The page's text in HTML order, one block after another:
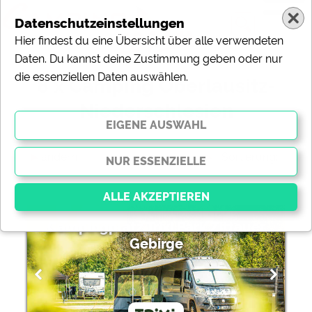
8 x Camping Oberlausitz-
Niederschlesien
Campingplatz Trixi Park Zittauer
Gebirge
Datenschutzeinstellungen
Hier findest du eine Übersicht über alle verwendeten
Daten. Du kannst deine Zustimmung geben oder nur
die essenziellen Daten auswählen.
Essenziell
Essenzielle Cookies ermöglichen grundlegende
Funktionen und sind für die einwandfreie Funktion der
Website dringend erforderlich. Ohne diese Cookies
werden Teile der Websitenicht funktionieren.